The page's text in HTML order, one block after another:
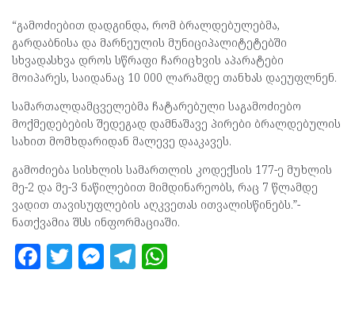
“გამოძიებით დადგინდა, რომ ბრალდებულებმა,
გარდაბნისა და მარნეულის მუნიციპალიტეტებში
სხვადასხვა დროს სწრაფი ჩარიცხვის აპარატები
მოიპარეს, საიდანაც 10 000 ლარამდე თანხას დაეუფლნენ.
სამართალდამცველებმა ჩატარებული საგამოძიებო
მოქმედებების შედეგად დამნაშავე პირები ბრალდებულის
სახით მომხდარიდან მალევე დააკავეს.
გამოძიება სისხლის სამართლის კოდექსის 177-ე მუხლის
მე-2 და მე-3 ნაწილებით მიმდინარეობს, რაც 7 წლამდე
ვადით თავისუფლების აღკვეთას ითვალისწინებს.”-
ნათქვამია შსს ინფორმაციაში.
F T M T